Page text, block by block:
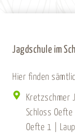
Jagdschule im
Hier finden
Kretzschmer
Schloss Oefte
Oefte 1 |